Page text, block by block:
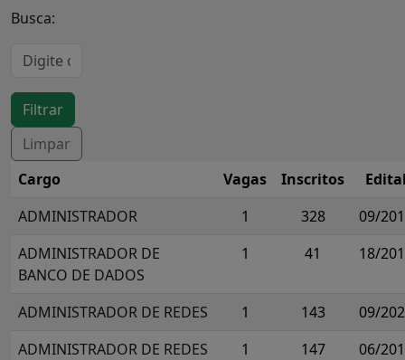
Busca:
Cargo Vagas Inscritos
ADMINISTRADOR
1 328
09/
ADMINISTRADOR DE
BANCO DE DADOS
1 41 18/
ADMINISTRADOR DE REDES 1 143
09/
ADMINISTRADOR DE REDES
1 147
06/